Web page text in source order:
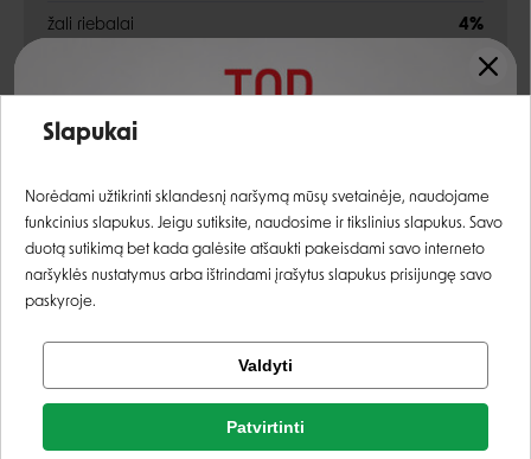
Rašyti atsiliepimą
žali riebalai 4%
1,2%
žalia ląsteliena
EPR/DHR 0,15%
fosforas
vitaminas D3 300 TV
Registruotis
Facebook
Slapukai
Norėdami užtikrinti sklandesnį naršymą mūsų svetainėje, naudojame
funkcinius slapukus. Jeigu sutiksite, naudosime ir tikslinius slapukus. Savo
duotą sutikimą bet kada galėsite atšaukti pakeisdami savo interneto
naršyklės nustatymus arba ištrindami įrašytus slapukus prisijungę savo
paskyroje.
Valdyti
Patvirtinti